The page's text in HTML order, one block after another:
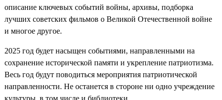
описание ключевых событий войны, архивы, подборка
лучших советских фильмов о Великой Отечественной войне
и многое другое.
2025 год будет насыщен событиями, направленными на
сохранение исторической памяти и укрепление патриотизма.
Весь год будут поводиться мероприятия патриотической
направленности. Не останется в стороне ни одно учреждение
культуры, в том числе и библиотеки.